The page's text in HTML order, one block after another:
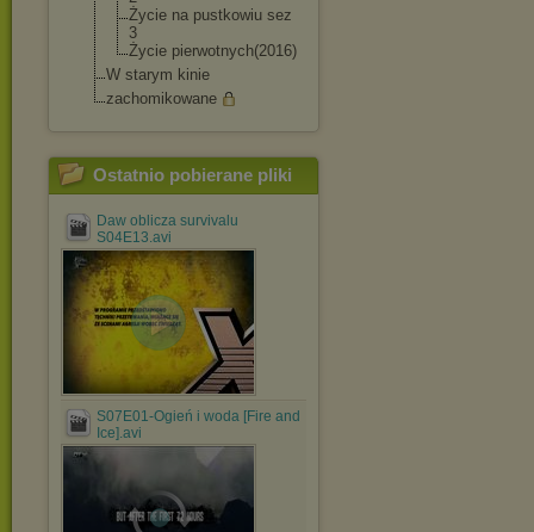
Życie na pustkowiu sez
3
Życie pierwotnych(2016)
W starym kinie
zachomikowane
Ostatnio pobierane pliki
Daw oblicza survivalu
S04E13.avi
S07E01-Ogień i woda [Fire and
Ice].avi